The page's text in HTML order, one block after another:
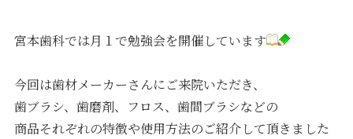
宮本歯科では月１で勉強会を開催しています
今回は歯材メーカーさんにご来院いただき、
歯ブラシ、歯磨剤、フロス、歯間ブラシなどの
商品それぞれの特徴や使用方法のご紹介して頂きました